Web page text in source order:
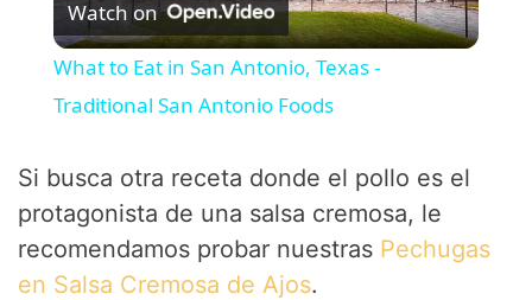
l
a
y
V
Watch on
What to Eat in San Antonio, Texas -
Traditional San Antonio Foods
Si busca otra receta donde el pollo es el
protagonista de una salsa cremosa, le
recomendamos probar nuestras Pechugas
en Salsa Cremosa de Ajos.